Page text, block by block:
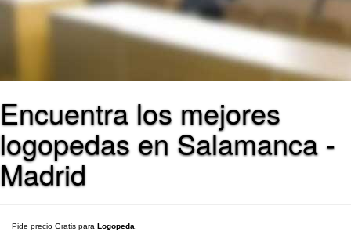
Encuentra los mejores
logopedas en Salamanca -
Madrid
Pide precio Gratis para Logopeda